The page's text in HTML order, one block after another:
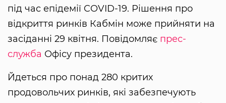
під час епідемії COVID-19. Рішення про
відкриття ринків Кабмін може прийняти на
засіданні 29 квітня. Повідомляє прес-
служба Офісу президента.
Йдеться про понад 280 критих
продовольчих ринків, які забезпечують